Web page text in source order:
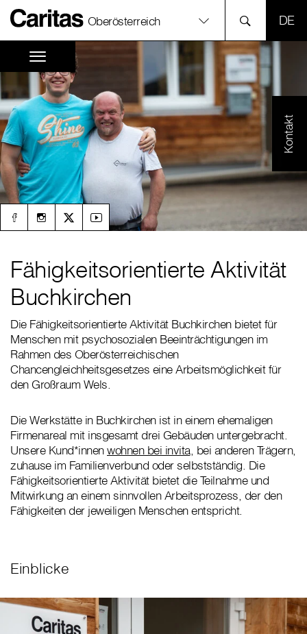
Oberösterreich
Kontakt
Fähigkeitsorientierte Aktivität
Buchkirchen
Die Fähigkeitsorientierte Aktivität Buchkirchen bietet für
Menschen mit psychosozialen Beeinträchtigungen im
Rahmen des Oberösterreichischen
Chancengleichheitsgesetzes eine Arbeitsmöglichkeit für
den Großraum Wels.
Die Werkstätte in Buchkirchen ist in einem ehemaligen
Firmenareal mit insgesamt drei Gebäuden untergebracht.
Unsere Kund*innenwohnen bei invita, bei anderen Trägern,
zuhause im Familienverbund oder selbstständig. Die
Fähigkeitsorientierte Aktivität bietet die Teilnahme und
Mitwirkung an einem sinnvollen Arbeitsprozess, der den
Fähigkeiten der jeweiligen Menschen entspricht.
Einblicke